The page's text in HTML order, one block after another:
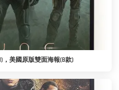
，美國原版雙面海報(B款)